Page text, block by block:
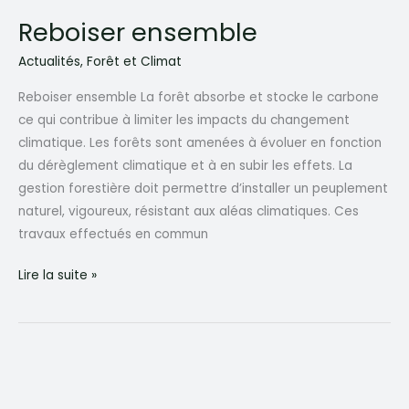
Reboiser ensemble
Actualités, Forêt et Climat
Reboiser ensemble La forêt absorbe et stocke le carbone
ce qui contribue à limiter les impacts du changement
climatique. Les forêts sont amenées à évoluer en fonction
du dérèglement climatique et à en subir les effets. La
gestion forestière doit permettre d’installer un peuplement
naturel, vigoureux, résistant aux aléas climatiques. Ces
travaux effectués en commun
Reboiser
Lire la suite »